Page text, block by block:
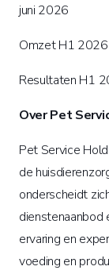
juni 2026
Omzet H1
Resultaten H1
Over Pet
Pet Service
de
onderscheidt
dienstenaanbod
ervaring en
voeding en